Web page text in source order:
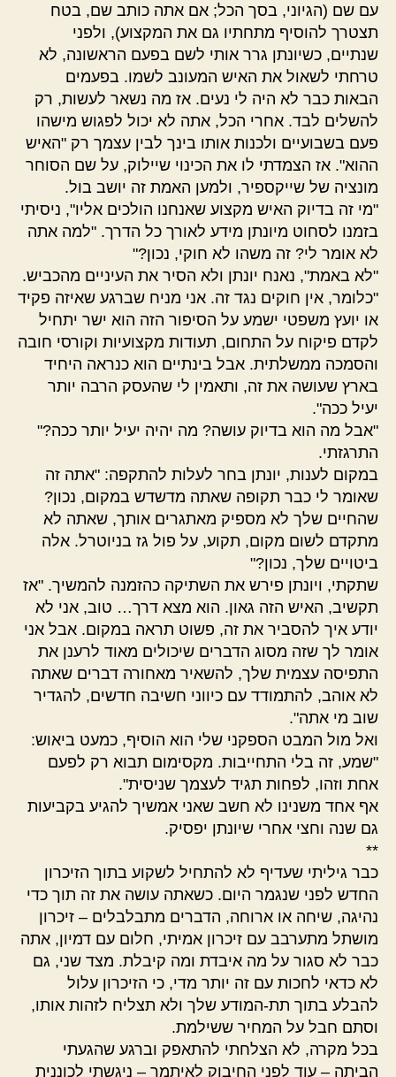
עם שם (הגיוני, בסך הכל; אם אתה כותב שם, בטח
תצטרך להוסיף מתחתיו גם את המקצוע), ולפני
שנתיים, כשיונתן גרר אותי לשם בפעם הראשונה, לא
טרחתי לשאול את האיש המעונב לשמו. בפעמים
הבאות כבר לא היה לי נעים. אז מה נשאר לעשות, רק
להשלים לבד. אחרי הכל, אתה לא יכול לפגוש מישהו
פעם בשבועיים ולכנות אותו בינך לבין עצמך רק "האיש
ההוא". אז הצמדתי לו את הכינוי שיילוק, על שם הסוחר
מונציה של שייקספיר, ולמען האמת זה יושב בול.
"מי זה בדיוק האיש מקצוע שאנחנו הולכים אליו", ניסיתי
בזמנו לסחוט מיונתן מידע לאורך כל הדרך. "למה אתה
לא אומר לי? זה משהו לא חוקי, נכון?"
"לא באמת", נאנח יונתן ולא הסיר את העיניים מהכביש.
"כלומר, אין חוקים נגד זה. אני מניח שברגע שאיזה פקיד
או יועץ משפטי ישמע על הסיפור הזה הוא ישר יתחיל
לקדם פיקוח על התחום, תעודות מקצועיות וקורסי חובה
והסמכה ממשלתית. אבל בינתיים הוא כנראה היחיד
בארץ שעושה את זה, ותאמין לי שהעסק הרבה יותר
יעיל ככה".
"אבל מה הוא בדיוק עושה? מה יהיה יעיל יותר ככה?"
התרגזתי.
במקום לענות, יונתן בחר לעלות להתקפה: "אתה זה
שאומר לי כבר תקופה שאתה מדשדש במקום, נכון?
שהחיים שלך לא מספיק מאתגרים אותך, שאתה לא
מתקדם לשום מקום, תקוע, על פול גז בניוטרל. אלה
ביטויים שלך, נכון?"
שתקתי, ויונתן פירש את השתיקה כהזמנה להמשיך. "אז
תקשיב, האיש הזה גאון. הוא מצא דרך… טוב, אני לא
יודע איך להסביר את זה, פשוט תראה במקום. אבל אני
אומר לך שזה מסוג הדברים שיכולים מאוד לרענן את
התפיסה עצמית שלך, להשאיר מאחורה דברים שאתה
לא אוהב, להתמודד עם כיווני חשיבה חדשים, להגדיר
שוב מי אתה".
ואל מול המבט הספקני שלי הוא הוסיף, כמעט ביאוש:
"שמע, זה בלי התחייבות. מקסימום תבוא רק לפעם
אחת וזהו, לפחות תגיד לעצמך שניסית".
אף אחד משנינו לא חשב שאני אמשיך להגיע בקביעות
גם שנה וחצי אחרי שיונתן יפסיק.
**
כבר גיליתי שעדיף לא להתחיל לשקוע בתוך הזיכרון
החדש לפני שנגמר היום. כשאתה עושה את זה תוך כדי
נהיגה, שיחה או ארוחה, הדברים מתבלבלים – זיכרון
מושתל מתערבב עם זיכרון אמיתי, חלום עם דמיון, אתה
כבר לא סגור על מה איבדת ומה קיבלת. מצד שני, גם
לא כדאי לחכות עם זה יותר מדי, כי הזיכרון עלול
להבלע בתוך תת-המודע שלך ולא תצליח לזהות אותו,
וסתם חבל על המחיר ששילמת.
בכל מקרה, לא הצלחתי להתאפק וברגע שהגעתי
הביתה – עוד לפני החיבוק לאיתמר – ניגשתי לכוננית